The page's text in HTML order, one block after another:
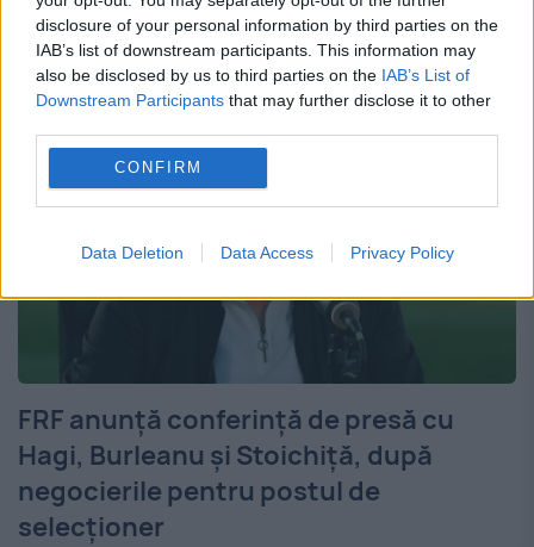
disclosure of your personal information by third parties on the
IAB’s list of downstream participants. This information may
also be disclosed by us to third parties on the IAB’s List of
Downstream Participants that may further disclose it to other
CONFIRM
Data Deletion Data Access Privacy Policy
am definitivat...
FRF anunță conferință de presă cu
Hagi, Burleanu și Stoichiță, după
negocierile pentru postul de
selecționer